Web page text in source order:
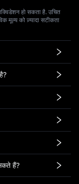
हो सकता है. उचित
मूल्य को ज़्यादा सटीकता
हैं?